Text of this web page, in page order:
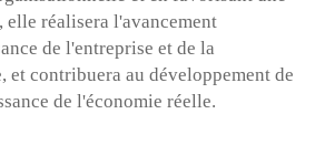
réalisera l'avancement
de l'entreprise et de la
et contribuera au développement de
de l'économie réelle.